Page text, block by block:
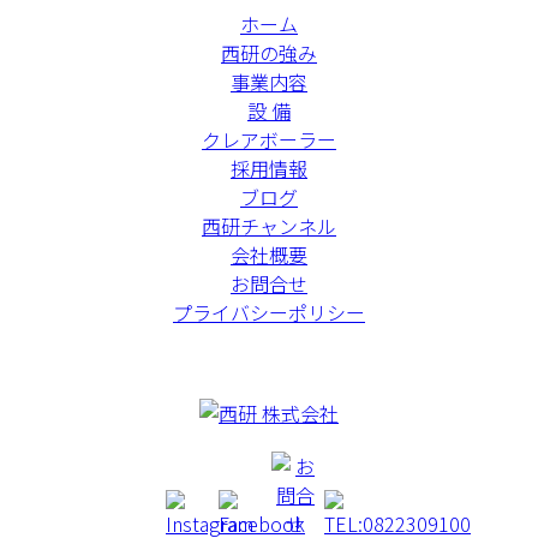
ホーム
西研の強み
事業内容
設 備
クレアボーラー
採用情報
ブログ
西研チャンネル
会社概要
お問合せ
プライバシーポリシー